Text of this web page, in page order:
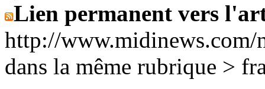
Lien permanent vers
http://www.midinews.com/
dans la même rubrique >